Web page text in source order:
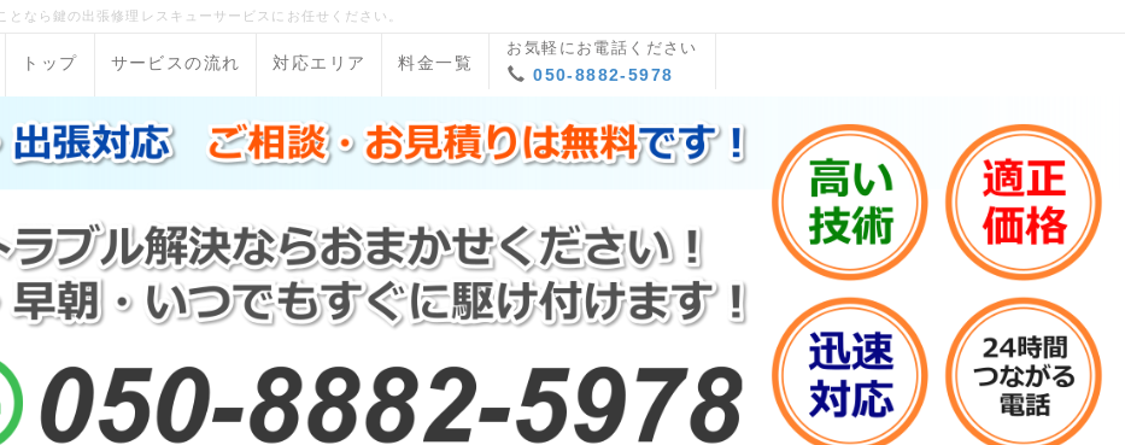
なら鍵の出張修理レスキューサービスにお任せください。
トップ サービスの流れ 対応エリア 料金一覧
お気軽にお電話ください
050-8882-5978